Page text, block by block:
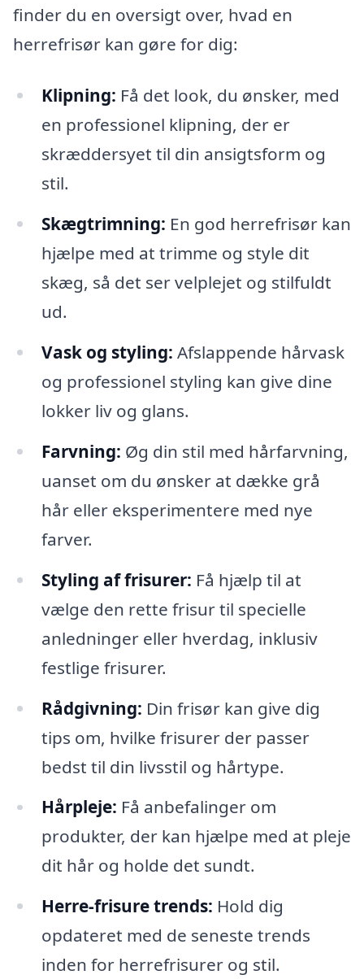
finder du en oversigt over, hvad en
herrefrisør kan gøre for dig:
Klipning: Få det look, du ønsker, med
en professionel klipning, der er
skræddersyet til din ansigtsform og
stil.
Skægtrimning: En god herrefrisør kan
hjælpe med at trimme og style dit
skæg, så det ser velplejet og stilfuldt
ud.
Vask og styling: Afslappende hårvask
og professionel styling kan give dine
lokker liv og glans.
Farvning: Øg din stil med hårfarvning,
uanset om du ønsker at dække grå
hår eller eksperimentere med nye
farver.
Styling af frisurer: Få hjælp til at
vælge den rette frisur til specielle
anledninger eller hverdag, inklusiv
festlige frisurer.
Rådgivning: Din frisør kan give dig
tips om, hvilke frisurer der passer
bedst til din livsstil og hårtype.
Hårpleje: Få anbefalinger om
produkter, der kan hjælpe med at pleje
dit hår og holde det sundt.
Herre-frisure trends: Hold dig
opdateret med de seneste trends
inden for herrefrisurer og stil.